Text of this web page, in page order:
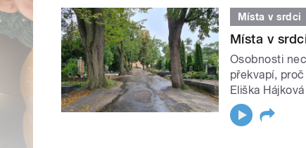
Místa v srdci
Místa v
Osobnosti
překvapí,
Eliška